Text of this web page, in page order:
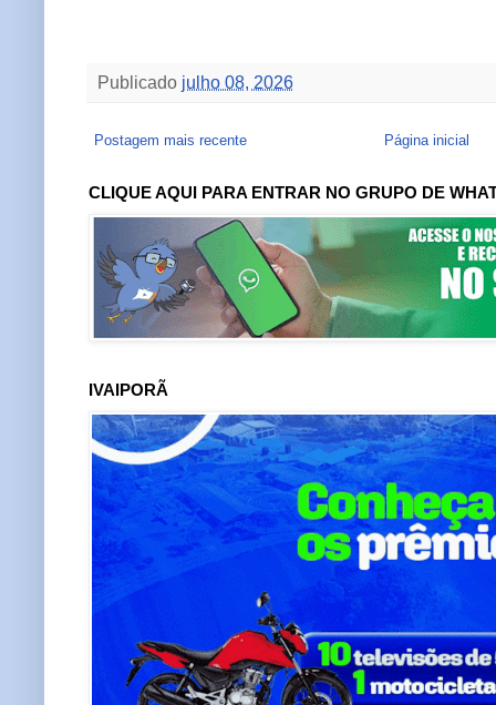
Publicado julho 08, 2026
Postagem mais recente Página inicial
CLIQUE AQUI PARA ENTRAR NO GRUPO DE
IVAIPORÃ